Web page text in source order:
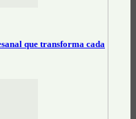
que transforma cada